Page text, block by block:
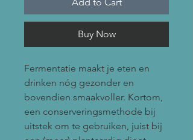
Buy Now
Fermentatie maakt je eten en
drinken nóg gezonder en
bovendien smaakvoller. Kortom,
een conserveringsmethode bij
uitstek om te gebruiken, juist bij